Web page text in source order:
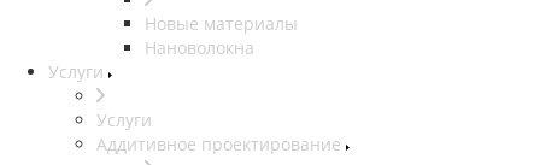
Новые материалы
Нановолокна
Услуги
Услуги
Аддитивное проектирование